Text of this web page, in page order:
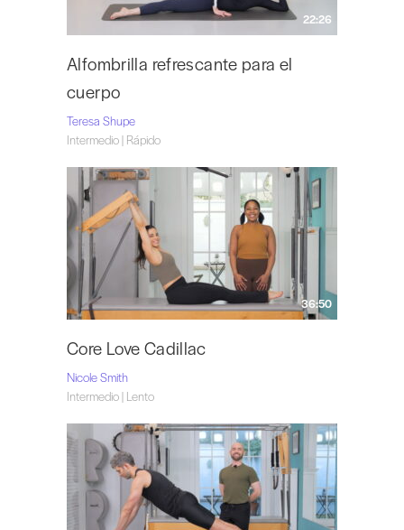
22:26
Alfombrilla refrescante para el
cuerpo
Teresa Shupe
Intermedio | Rápido
36:50
Core Love Cadillac
Nicole Smith
Intermedio | Lento